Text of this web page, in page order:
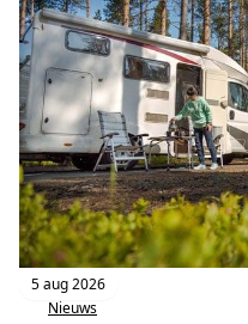
5 aug 2026
Nieuws